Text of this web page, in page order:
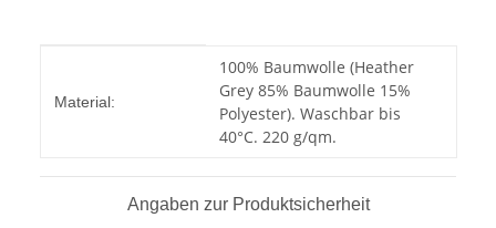
Material:
100% Baumwolle (Heather
Grey 85% Baumwolle 15%
Polyester). Waschbar bis
40°C. 220 g/qm.
Angaben zur Produktsicherheit